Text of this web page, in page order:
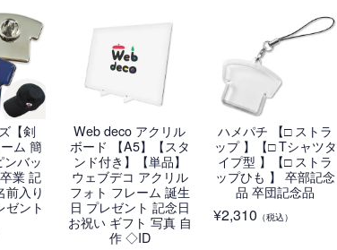
【剣
ム 簡
バッ
業 記
前入り
ゼント
Web deco アクリル
ボード 【A5】【スタ
ンド付き】【単品】
ウェブデコ アクリル
フォト フレーム 誕生
日 プレゼント 記念日
お祝い ギフト 写真 自
作 ◇ID
ハメパチ 【□ ストラ
ップ 】【□ Tシャツタ
イプ型 】【□ ストラ
ップひも 】 卒部記念
品 卒団記念品
¥2,310 （税込）